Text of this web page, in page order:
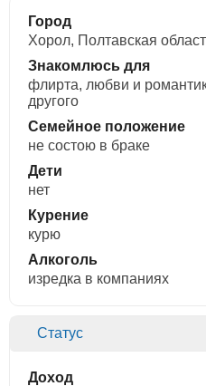
Город
Хорол, Полтавская
Знакомлюсь для
флирта, любви и
другого
Семейное положение
не состою в браке
Дети
нет
Курение
курю
Алкоголь
изредка в компаниях
Статус
Доход